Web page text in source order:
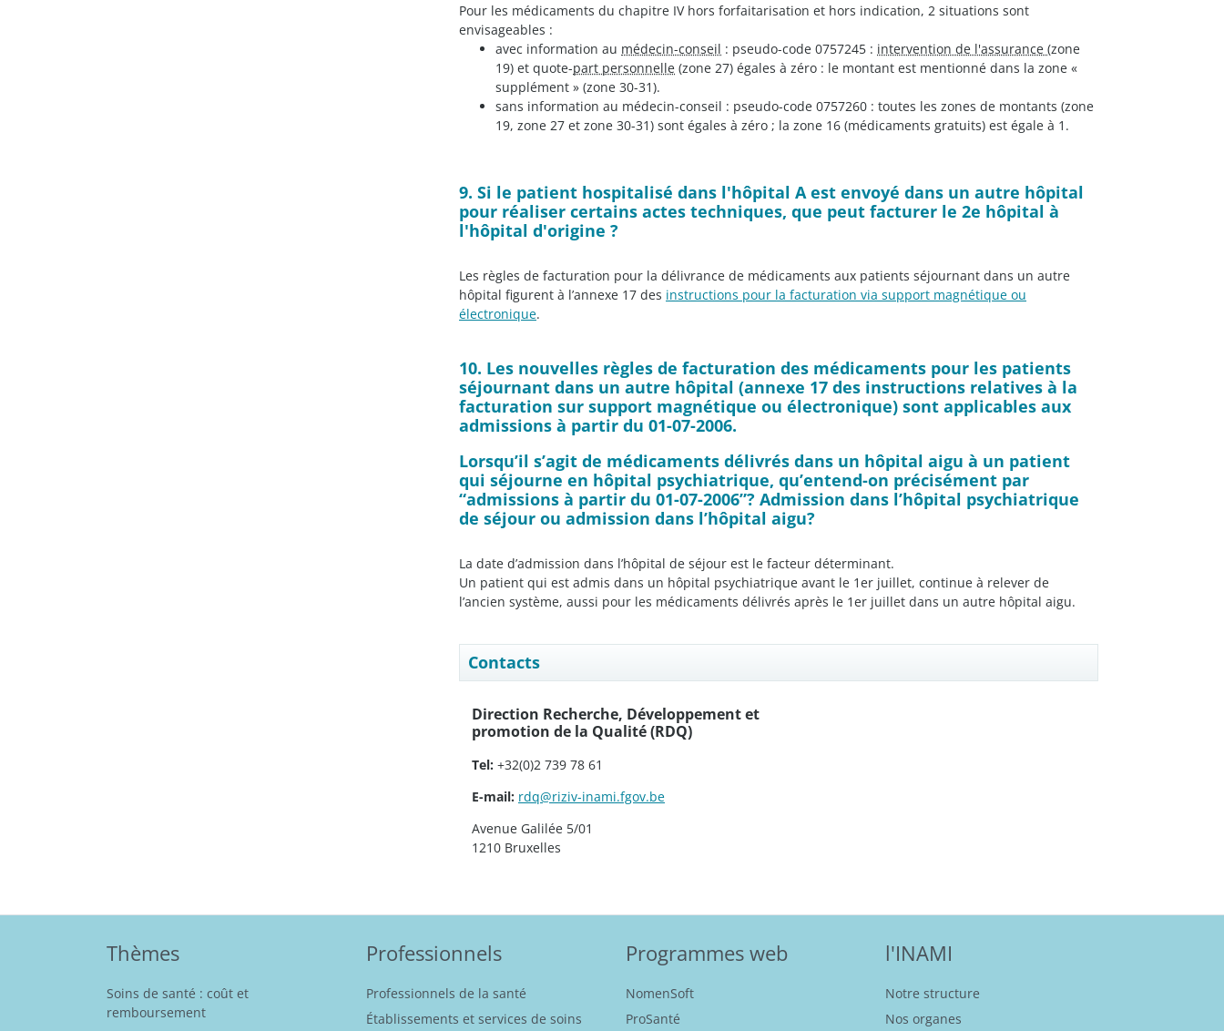
Pour les médicaments du chapitre IV hors forfaitarisation et hors indication, 2 situations sont
envisageables :
avec information au médecin-conseil : pseudo-code 0757245 : intervention de l'assurance (zone
19) et quote-part personnelle (zone 27) égales à zéro : le montant est mentionné dans la zone «
supplément » (zone 30-31).
sans information au médecin-conseil : pseudo-code 0757260 : toutes les zones de montants (zone
19, zone 27 et zone 30-31) sont égales à zéro ; la zone 16 (médicaments gratuits) est égale à 1.
9. Si le patient hospitalisé dans l'hôpital A est envoyé dans un autre hôpital
pour réaliser certains actes techniques, que peut facturer le 2e hôpital à
l'hôpital d'origine ?
Les règles de facturation pour la délivrance de médicaments aux patients séjournant dans un autre
hôpital figurent à l’annexe 17 des instructions pour la facturation via support magnétique ou
électronique.
10. Les nouvelles règles de facturation des médicaments pour les patients
séjournant dans un autre hôpital (annexe 17 des instructions relatives à la
facturation sur support magnétique ou électronique) sont applicables aux
admissions à partir du 01-07-2006.
Lorsqu’il s’agit de médicaments délivrés dans un hôpital aigu à un patient
qui séjourne en hôpital psychiatrique, qu’entend-on précisément par
“admissions à partir du 01-07-2006”? Admission dans l’hôpital psychiatrique
de séjour ou admission dans l’hôpital aigu?
La date d’admission dans l’hôpital de séjour est le facteur déterminant.
Un patient qui est admis dans un hôpital psychiatrique avant le 1er juillet, continue à relever de
l’ancien système, aussi pour les médicaments délivrés après le 1er juillet dans un autre hôpital aigu.
Contacts
Direction Recherche, Développement et
promotion de la Qualité (RDQ)
Tel: +32(0)2 739 78 61
E-mail: rdq@riziv-inami.fgov.be
Avenue Galilée 5/01
1210 Bruxelles
Thèmes
Soins de santé : coût et
remboursement
Professionnels
Professionnels de la santé
Établissements et services de soins
Programmes web
NomenSoft
ProSanté
l'INAMI
Notre structure
Nos organes